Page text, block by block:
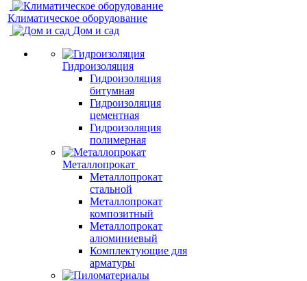
Климатическое оборудование
Дом и сад
Гидроизоляция
Гидроизоляция
битумная
Гидроизоляция
цементная
Гидроизоляция
полимерная
Металлопрокат
Металлопрокат
стальной
Металлопрокат
композитный
Металлопрокат
алюминиевый
Комплектующие для
арматуры